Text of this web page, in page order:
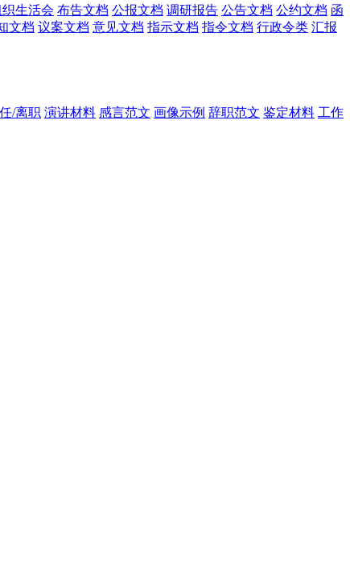
织生活会 布告文档 公报文档 调研报告 公告文档 公约文档 函
文档 议案文档 意见文档 指示文档 指令文档 行政令类 汇报
任/离职 演讲材料 感言范文 画像示例 辞职范文 鉴定材料 工作